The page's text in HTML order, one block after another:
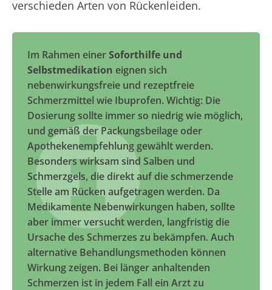
verschieden Arten von Rückenleiden.
Im Rahmen einerSoforthilfe und
Selbstmedikation eignen sich
nebenwirkungsfreie und rezeptfreie
Schmerzmittel wie Ibuprofen. Wichtig: Die
Dosierung sollte immer so niedrig wie möglich,
und gemäß der Packungsbeilage oder
Apothekenempfehlung gewählt werden.
Besonders wirksam sind Salben und
Schmerzgels, die direkt auf die schmerzende
Stelle am Rücken aufgetragen werden. Da
Medikamente Nebenwirkungen haben, sollte
aber immer versucht werden, langfristig die
Ursache des Schmerzes zu bekämpfen. Auch
alternative Behandlungsmethoden können
Wirkung zeigen. Bei länger anhaltenden
Schmerzen ist in jedem Fall ein Arzt zu